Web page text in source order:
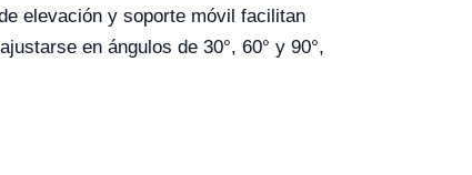
elevación y soporte móvil facilitan
en ángulos de 30°, 60° y 90°,